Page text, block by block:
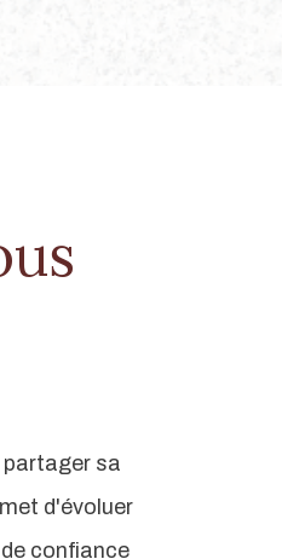
partager sa
d'évoluer
confiance